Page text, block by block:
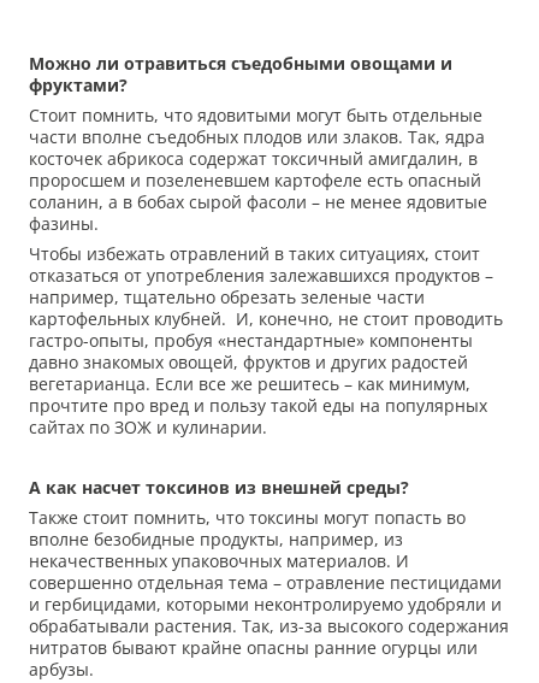
Можно ли отравиться съедобными овощами и
фруктами?
Стоит помнить, что ядовитыми могут быть отдельные
части вполне съедобных плодов или злаков. Так, ядра
косточек абрикоса содержат токсичный амигдалин, в
проросшем и позеленевшем картофеле есть опасный
соланин, а в бобах сырой фасоли – не менее ядовитые
фазины.
Чтобы избежать отравлений в таких ситуациях, стоит
отказаться от употребления залежавшихся продуктов –
например, тщательно обрезать зеленые части
картофельных клубней. И, конечно, не стоит проводить
гастро-опыты, пробуя «нестандартные» компоненты
давно знакомых овощей, фруктов и других радостей
вегетарианца. Если все же решитесь – как минимум,
прочтите про вред и пользу такой еды на популярных
сайтах по ЗОЖ и кулинарии.
А как насчет токсинов из внешней среды?
Также стоит помнить, что токсины могут попасть во
вполне безобидные продукты, например, из
некачественных упаковочных материалов. И
совершенно отдельная тема – отравление пестицидами
и гербицидами, которыми неконтролируемо удобряли и
обрабатывали растения. Так, из-за высокого содержания
нитратов бывают крайне опасны ранние огурцы или
арбузы.